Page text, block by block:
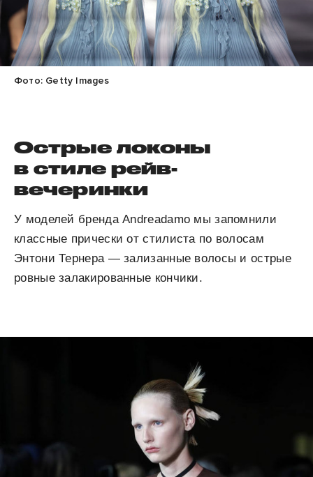
Фото: Getty Images
Острые локоны
в стиле рейв-
вечеринки
У моделей бренда Andreadamo мы запомнили
классные прически от стилиста по волосам
Энтони Тернера — зализанные волосы и острые
ровные залакированные кончики.